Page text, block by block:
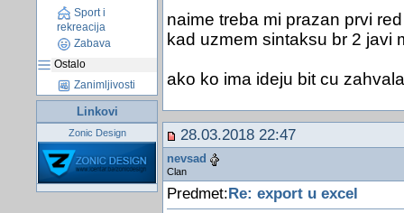
Sport i
rekreacija
Zabava
Ostalo
Zanimljivosti
Linkovi
Zonic Design
naime treba mi prazan prvi
kad uzmem sintaksu br 2 javi
ako ko ima ideju bit cu
28.03.2018 22:47
nevsad
Clan
Predmet:Re: export u excel